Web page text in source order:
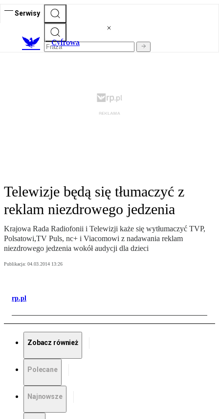
Serwisy
Cyfrowa
Telewizje będą się tłumaczyć z
reklam niezdrowego jedzenia
Krajowa Rada Radiofonii i Telewizji każe się wytłumaczyć TVP,
Polsatowi,TV Puls, nc+ i Viacomowi z nadawania reklam
niezdrowego jedzenia wokół audycji dla dzieci
Publikacja: 04.03.2014 13:26
rp.pl
Zobacz również
Polecane
Najnowsze